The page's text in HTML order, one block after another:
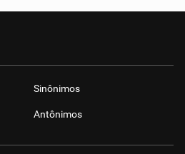
Sinônimos
Antônimos